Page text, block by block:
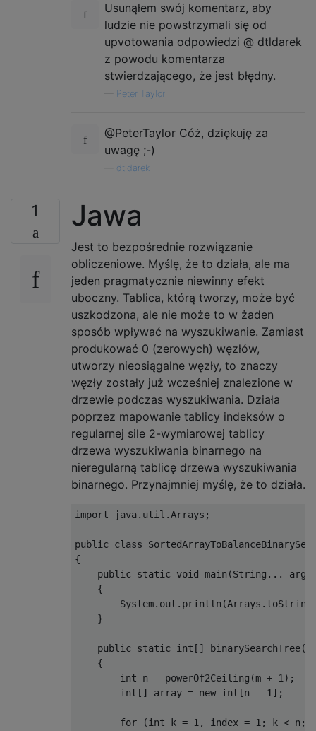
Usunąłem swój komentarz, aby
ludzie nie powstrzymali się od
upvotowania odpowiedzi @ dtldarek
z powodu komentarza
stwierdzającego, że jest błędny.
Peter Taylor
@PeterTaylor Cóż, dziękuję za
uwagę ;-)
dtldarek
1 Jawa
Jest to bezpośrednie rozwiązanie
obliczeniowe. Myślę, że to działa, ale ma
jeden pragmatycznie niewinny efekt
uboczny. Tablica, którą tworzy, może być
uszkodzona, ale nie może to w żaden
sposób wpływać na wyszukiwanie. Zamiast
produkować 0 (zerowych) węzłów,
utworzy nieosiągalne węzły, to znaczy
węzły zostały już wcześniej znalezione w
drzewie podczas wyszukiwania. Działa
poprzez mapowanie tablicy indeksów o
regularnej sile 2-wymiarowej tablicy
drzewa wyszukiwania binarnego na
nieregularną tablicę drzewa wyszukiwania
binarnego. Przynajmniej myślę, że to działa.
import java.util.Arrays;
public class
{
public static void main(String...
    {
    }
public static int[]
    {
        int n = powerOf2Ceiling(m + 1);
        int[] array = new int[n - 1];
for (int k = 1, index = 1; k < n;